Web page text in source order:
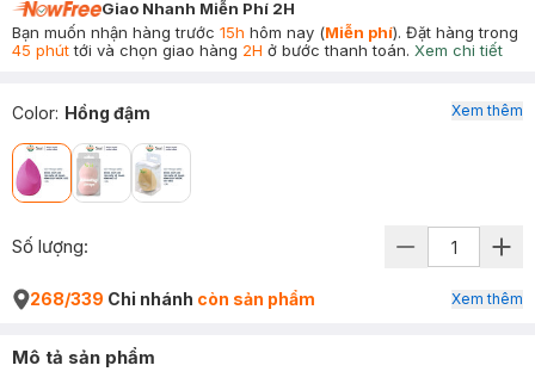
Giao Nhanh Miễn Phí 2H
Bạn muốn nhận hàng trước 15h hôm nay (Miễn phí). Đặt hàng trong
45 phúttới và chọn giao hàng 2H ở bước thanh toán. Xem chi tiết
Color: Hồng đậm Xem thêm
Số lượng:
268/339 Chi nhánh còn sản phẩm Xem thêm
Mô tả sản phẩm